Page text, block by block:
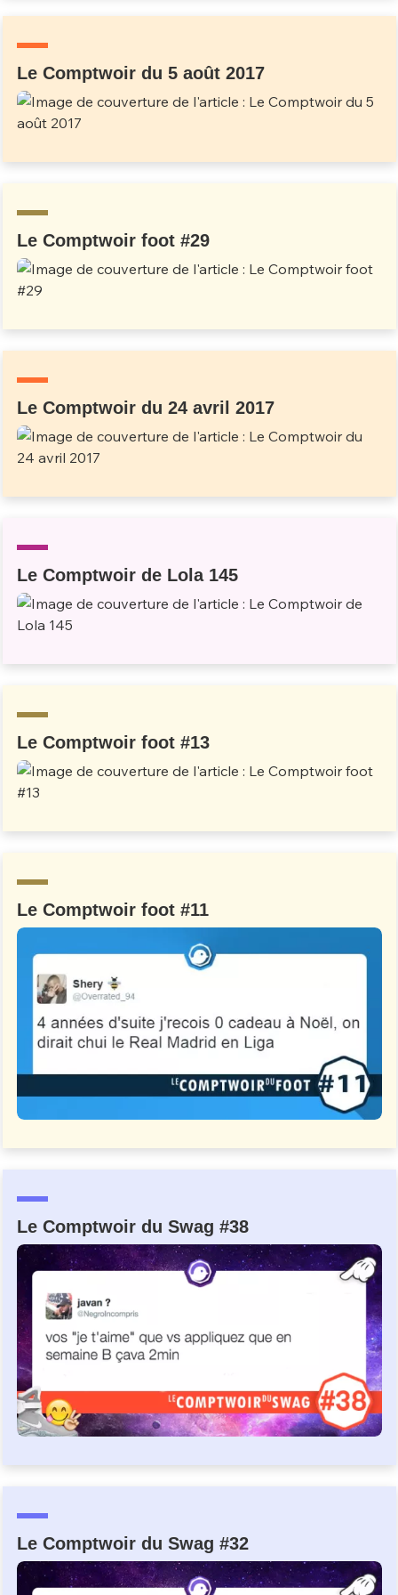
Le Comptwoir du 5 août 2017
Le Comptwoir foot #29
Le Comptwoir du 24 avril 2017
Le Comptwoir de Lola 145
Le Comptwoir foot #13
Le Comptwoir foot #11
Le Comptwoir du Swag #38
Le Comptwoir du Swag #32